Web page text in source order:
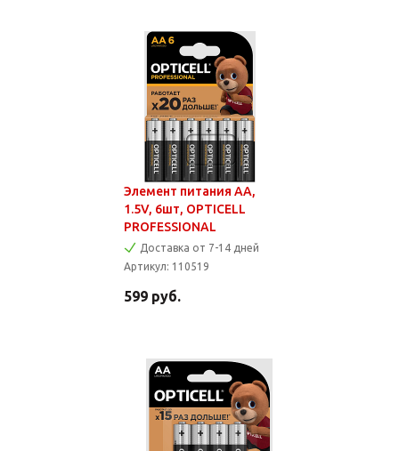
Элемент питания AA,
1.5V, 6шт, OPTICELL
PROFESSIONAL
Доставка от 7-14 дней
Артикул: 110519
599 руб.